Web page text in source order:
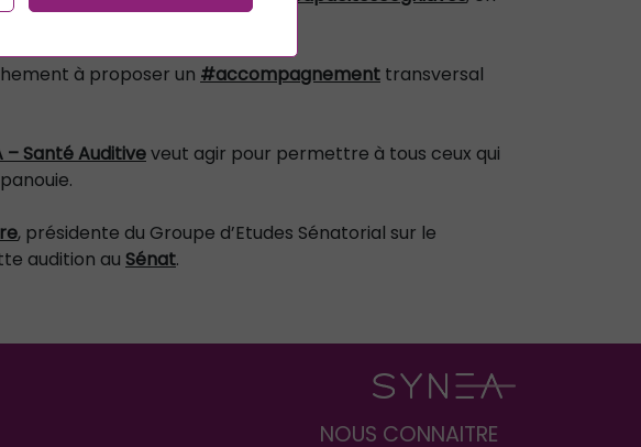
à proposer un #accompagnement transversal
– Santé Auditiveveut agir pour permettre à tous ceux qui
, présidente du Groupe d’Etudes Sénatorial sur le
audition au Sénat.
NOUS CONNAITRE